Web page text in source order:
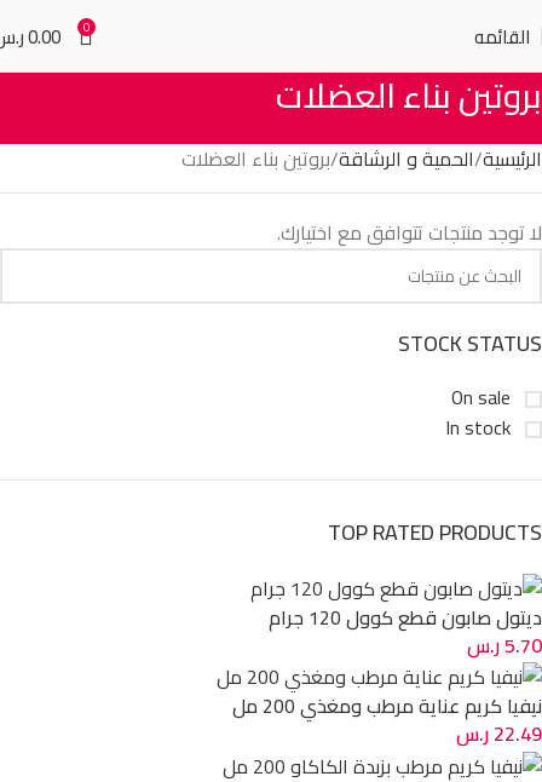
القائمه 0
0.00
بروتين بناء العضلات
STOCK STATUS
TOP RATED PRODUCTS
ديتول صابون قطع كوول 120 جرام
5.70ر.س
نيفيا كريم عناية مرطب ومغذي 200 مل
22.49ر.س
الرئيسية الحمية و الرشاقة بروتين بناء العضلات
لا توجد منتجات تتوافق مع اختيارك.